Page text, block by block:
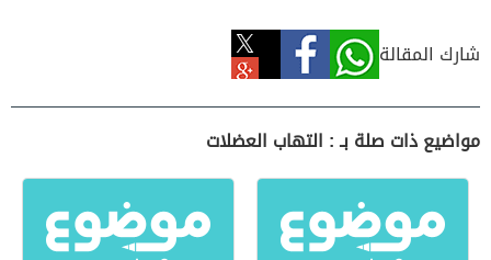
شارك المقالة
مواضيع ذات صلة بـ : التهاب العضلات